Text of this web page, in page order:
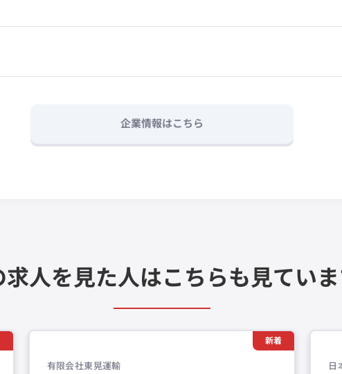
企業情報はこちら
求人を見た人はこちらも見てい
新着
有限会社東晃運輸 日